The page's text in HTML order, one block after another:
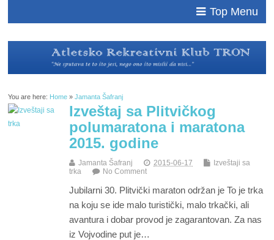
Top Menu
You are here: Home »Jamanta Šafranj
Izveštaj sa Plitvičkog
polumaratona i maratona
2015. godine
Jamanta Šafranj 2015-06-17
Izveštaji sa
trka
No Comment
Jubilarni 30. Plitvički maraton održan je To je trka
na koju se ide malo turistički, malo trkački, ali
avantura i dobar provod je zagarantovan. Za nas
iz Vojvodine put je…